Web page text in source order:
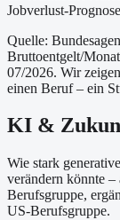
Jobverlust-
Quelle:
Bruttoentgelt/
07/2026. Wir
einen Beruf – ein
KI &
Wie stark
verändern könnte
Berufsgruppe,
US-Berufsgruppe.